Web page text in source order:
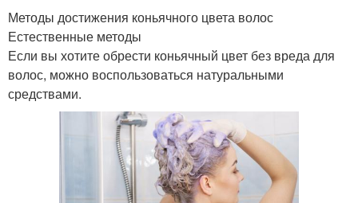
Методы достижения коньячного цвета волос
Естественные методы
Если вы хотите обрести коньячный цвет без вреда для
волос, можно воспользоваться натуральными
средствами.